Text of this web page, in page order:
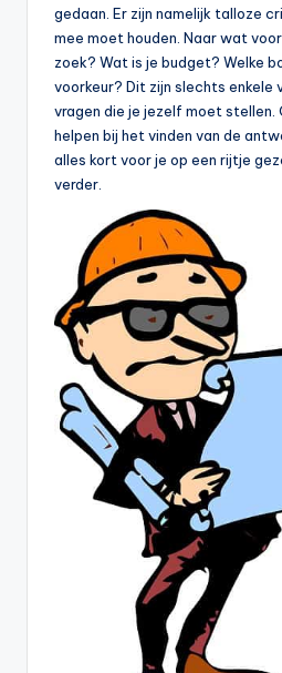
gedaan. Er zijn namelijk talloze
mee moet houden. Naar wat
zoek? Wat is je budget? Welke
voorkeur? Dit zijn slechts enkele
vragen die je jezelf moet stellen.
helpen bij het vinden van de
alles kort voor je op een rijtje
verder.